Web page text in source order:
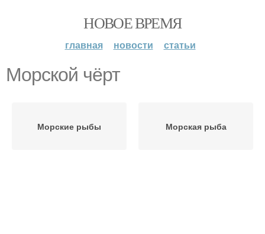
НОВОЕ ВРЕМЯ
главная новости статьи
Морской чёрт
Морские рыбы Морская рыба